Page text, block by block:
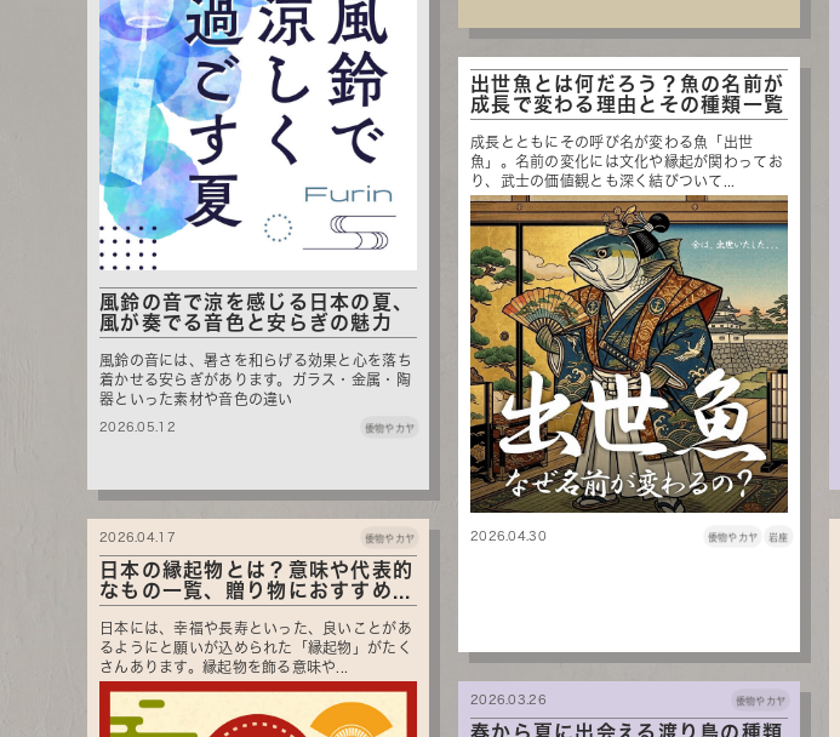
風鈴の音で涼を感じる日本の夏、
風が奏でる音色と安らぎの魅力
風鈴の音には、暑さを和らげる効果と心を落ち
着かせる安らぎがあります。ガラス・金属・陶
器といった素材や音色の違い
2026.05.12 倭物やカヤ
出世魚とは何だろう？魚の名前が
成長で変わる理由とその種類一覧
成長とともにその呼び名が変わる魚「出世
魚」。名前の変化には文化や縁起が関わってお
り、武士の価値観とも深く結びついて...
2026.04.30 倭物やカヤ 岩座
日本の縁起物とは？意味や代表的
なもの一覧、贈り物におすすめ...
日本には、幸福や長寿といった、良いことがあ
るようにと願いが込められた「縁起物」がたく
さんあります。縁起物を飾る意味や...
2026.04.17 倭物やカヤ
春から夏に出会える渡り鳥の種類
2026.03.26 倭物やカヤ